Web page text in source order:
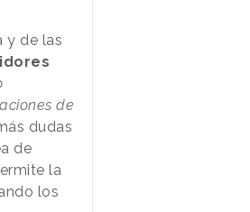
y de las
de
dudas
de
la
los